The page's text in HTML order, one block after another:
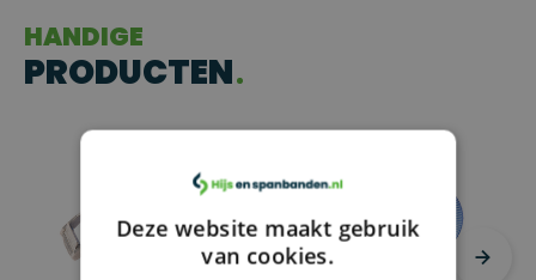
HANDIGE
PRODUCTEN
Deze website maakt gebruik
van cookies.